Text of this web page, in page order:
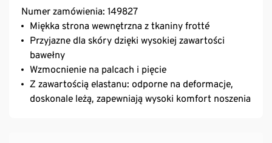
Numer zamówienia: 149827
Miękka strona wewnętrzna z tkaniny frotté
Przyjazne dla skóry dzięki wysokiej zawartości
bawełny
Wzmocnienie na palcach i pięcie
Z zawartością elastanu: odporne na deformacje,
doskonale leżą, zapewniają wysoki komfort noszenia